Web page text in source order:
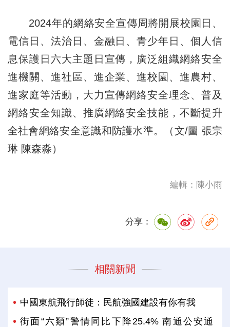
2024年的網絡安全宣傳周將開展校園日、
電信日、法治日、金融日、青少年日、個人信
息保護日六大主題日宣傳，廣泛組織網絡安全
進機關、進社區、進企業、進校園、進農村、
進家庭等活動，大力宣傳網絡安全理念、普及
網絡安全知識、推廣網絡安全技能，不斷提升
全社會網絡安全意識和防護水準。（文/圖 張宗
琳 陳森淼）
編輯：陳小雨
分享：
相關新聞
中國東航飛行師徒：民航強國建設有你有我
街面“六類”警情同比下降25.4% 南通公安通